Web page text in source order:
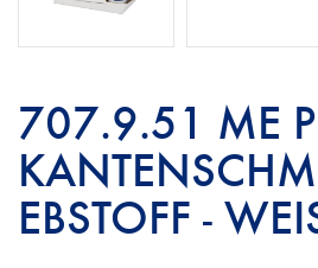
707.9.51 ME
EBSTOFF -